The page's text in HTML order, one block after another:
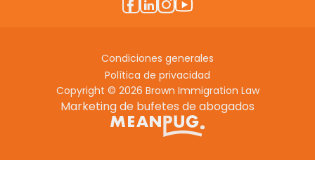
Copyright © 2026 Brown Immigration Law
Condiciones generales
Política de privacidad
Marketing de bufetes de abogados